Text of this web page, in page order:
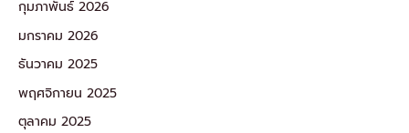
กุมภาพันธ์ 2026
มกราคม 2026
ธันวาคม 2025
พฤศจิกายน 2025
ตุลาคม 2025